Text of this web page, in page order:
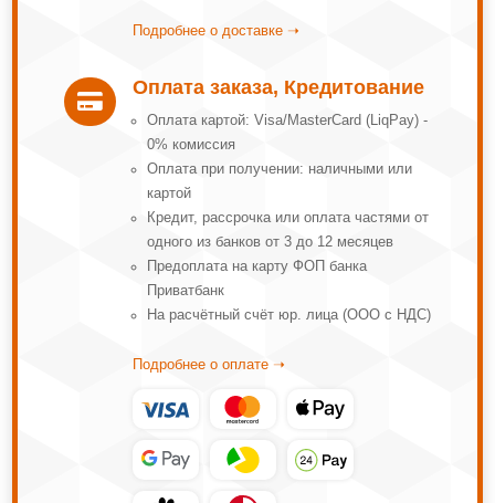
Подробнее о доставке ➝

Оплата заказа, Кредитование
Оплата картой: Visa/MasterCard (LiqPay) -
0% комиссия
Оплата при получении: наличными или
картой
Кредит, рассрочка или оплата частями от
одного из банков от 3 до 12 месяцев
Предоплата на карту ФОП банка
Приватбанк
На расчётный счёт юр. лица (ООО с НДС)
Подробнее о оплате ➝